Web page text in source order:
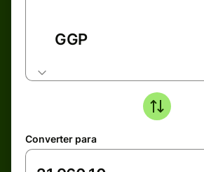
GGP
Converter para